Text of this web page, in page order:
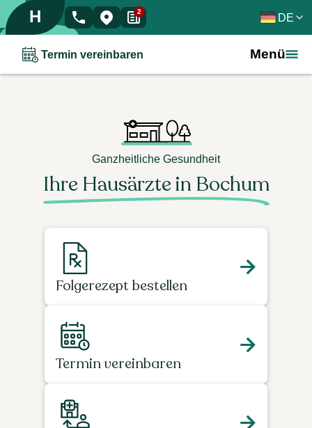
H 2 DE
Termin vereinbaren Menü
Ganzheitliche Gesundheit
Ihre Hausärzte in Bochum
Folgerezept bestellen
Termin vereinbaren